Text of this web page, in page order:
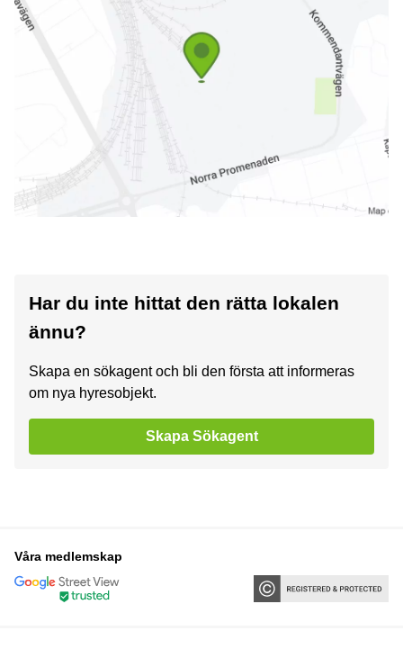
Har du inte hittat den rätta lokalen
ännu?
Skapa en sökagent och bli den första att informeras
om nya hyresobjekt.
Skapa Sökagent
Våra medlemskap